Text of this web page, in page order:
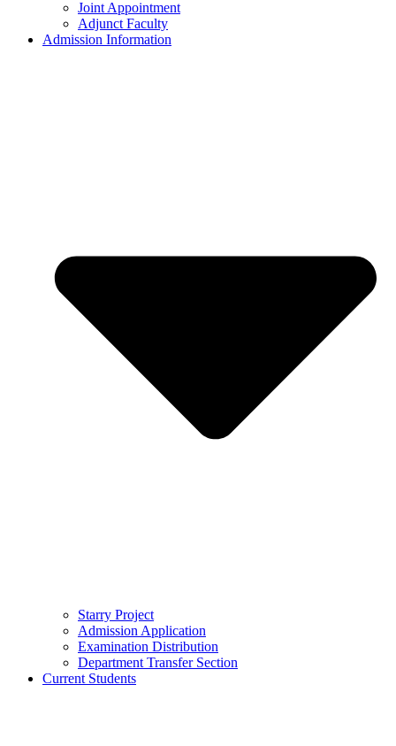
Joint Appointment
Adjunct Faculty
Admission Information
Starry Project
Admission Application
Examination Distribution
Department Transfer Section
Current Students